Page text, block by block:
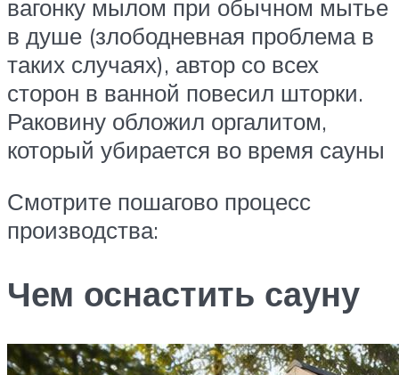
вагонку мылом при обычном мытье
в душе (злободневная проблема в
таких случаях), автор со всех
сторон в ванной повесил шторки.
Раковину обложил оргалитом,
который убирается во время сауны
Смотрите пошагово процесс
производства:
Чем оснастить сауну